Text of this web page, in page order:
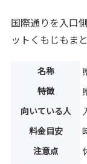
国際通りを入口
ットくもじもま
名称
特徴
向いている人
料金目安
注意点